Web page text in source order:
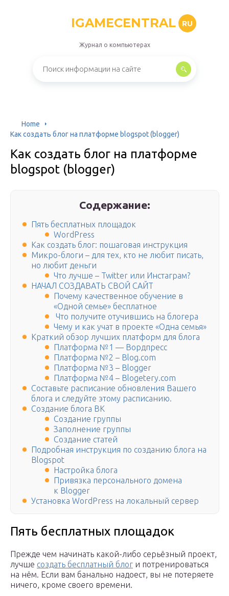
IGAMECENTRAL RU
Журнал о компьютерах
Home
Как создать блог на платформе blogspot (blogger)
Как создать блог на платформе
blogspot (blogger)
Содержание:
Пять бесплатных площадок
WordPress
Как создать блог: пошаговая инструкция
Микро-блоги – для тех, кто не любит писать,
но любит деньги
Что лучше – Twitter или Инстаграм?
НАЧАЛ СОЗДАВАТЬ СВОЙ САЙТ
Почему качественное обучение в
«Одной семье» бесплатное
Что получите отучившись на блогера
Чему и как учат в проекте «Одна семья»
Краткий обзор лучших платформ для блога
Платформа №1 — Вордпресс
Платформа №2 – Blog.com
Платформа №3 – Blogger
Платформа №4 – Blogetery.com
Составьте расписание обновления Вашего
блога и следуйте этому расписанию.
Создание блога ВК
Создание группы
Заполнение группы
Создание статей
Подробная инструкция по созданию блога на
Blogspot
Настройка блога
Привязка персонального домена
к Blogger
Установка WordPress на локальный сервер
Пять бесплатных площадок
Прежде чем начинать какой-либо серьёзный проект,
лучше создать бесплатный блог и потренироваться
на нём. Если вам банально надоест, вы не потеряете
ничего, кроме своего времени.